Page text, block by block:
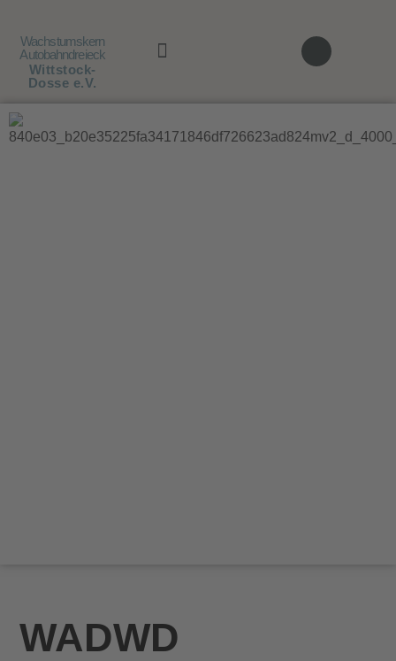
Wachstumskern
Autobahndreieck
Wittstock-
Dosse e.V.
WADWD